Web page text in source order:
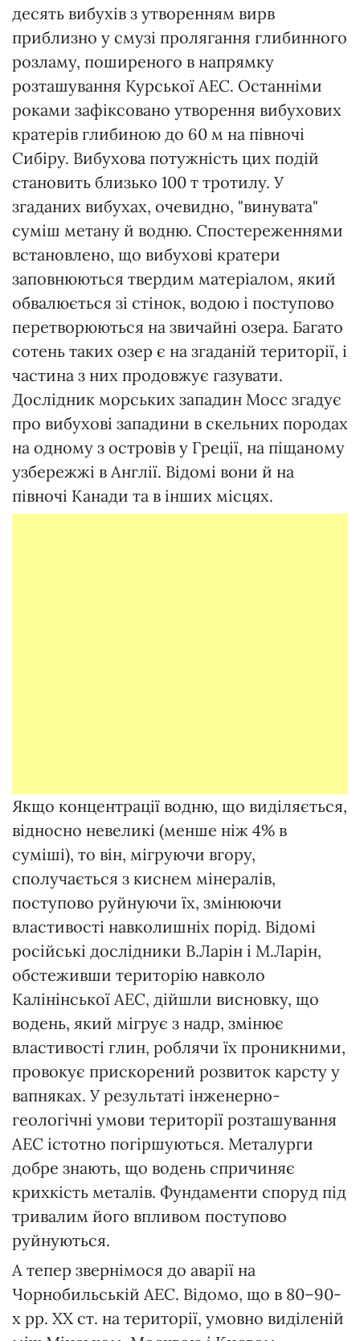
десять вибухів з утворенням вирв
приблизно у смузі пролягання глибинного
розламу, поширеного в напрямку
розташування Курської АЕС. Останніми
роками зафіксовано утворення вибухових
кратерів глибиною до 60 м на півночі
Сибіру. Вибухова потужність цих подій
становить близько 100 т тротилу. У
згаданих вибухах, очевидно, "винувата"
суміш метану й водню. Спостереженнями
встановлено, що вибухові кратери
заповнюються твердим матеріалом, який
обвалюється зі стінок, водою і поступово
перетворюються на звичайні озера. Багато
сотень таких озер є на згаданій території, і
частина з них продовжує газувати.
Дослідник морських западин Мосс згадує
про вибухові западини в скельних породах
на одному з островів у Греції, на піщаному
узбережжі в Англії. Відомі вони й на
півночі Канади та в інших місцях.
Якщо концентрації водню, що виділяється,
відносно невеликі (менше ніж 4% в
суміші), то він, мігруючи вгору,
сполучається з киснем мінералів,
поступово руйнуючи їх, змінюючи
властивості навколишніх порід. Відомі
російські дослідники В.Ларін і М.Ларін,
обстеживши територію навколо
Калінінської АЕС, дійшли висновку, що
водень, який мігрує з надр, змінює
властивості глин, роблячи їх проникними,
провокує прискорений розвиток карсту у
вапняках. У результаті інженерно-
геологічні умови території розташування
АЕС істотно погіршуються. Металурги
добре знають, що водень спричиняє
крихкість металів. Фундаменти споруд під
тривалим його впливом поступово
руйнуються.
А тепер звернімося до аварії на
Чорнобильській АЕС. Відомо, що в 80–90-
х рр. ХХ ст. на території, умовно виділеній